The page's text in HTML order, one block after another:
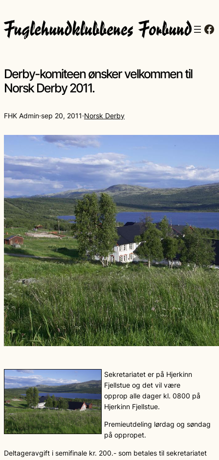
Derby-komiteen ønsker velkommen til
Norsk Derby 2011.
FHK Admin·sep 20, 2011·Norsk Derby
Sekretariatet er på Hjerkinn
Fjellstue og det vil være
opprop alle dager kl. 0800 på
Hjerkinn Fjellstue.
Premieutdeling lørdag og søndag
på oppropet.
Deltageravgift i semifinale kr. 200.- som betales til sekretariatet